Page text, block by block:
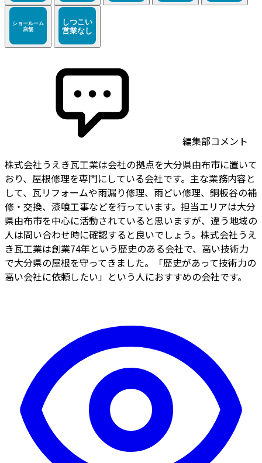
編集部コメント
株式会社うえき瓦工業は会社の拠点を大分県由布市に置いて
おり、屋根修理を専門にしている会社です。主な業務内容と
して、瓦リフォームや雨漏り修理、雨どい修理、銅板谷の補
修・交換、漆喰工事などを行っています。担当エリアは大分
県由布市を中心に活動されていると思いますが、違う地域の
人は問い合わせ時に確認すると良いでしょう。株式会社うえ
き瓦工業は創業74年という歴史のある会社で、高い技術力
で大分県の屋根を守ってきました。「歴史があって技術力の
高い会社に依頼したい」という人におすすめの会社です。